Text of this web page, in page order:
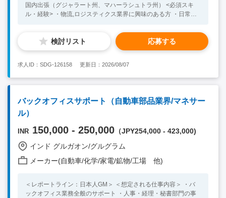
国内出張（グジャラート州、マハーラシュトラ州） <必須スキ
ル・経験> ・物流,ロジスティクス業界に興味のある方 ・日常会
迎スキル・経験＞ ・営業または接客業経験をお持ちの方 ・イン
ドでの滞在経験、海外就業経験のある方
検討リスト 応募する
求人ID：SDG-126158 更新日：2026/08/07
バックオフィスサポート（自動車部品業界/マネサー
ル）
INR 150,000 - 250,000 （JPY254,000 - 423,000)
インド グルガオン/グルグラム
メーカー(自動車/化学/家電/鉱物/工場 他)
＜レポートライン：日本人GM＞ ＜想定される仕事内容＞ ・バ
ックオフィス業務全般のサポート ・人事・経理・秘書部門の事